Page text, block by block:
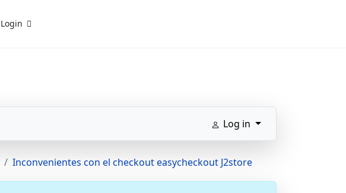
Login
Log in
Inconvenientes con el checkout easycheckout J2store